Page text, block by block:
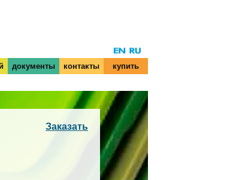
документы контакты купить
Заказать